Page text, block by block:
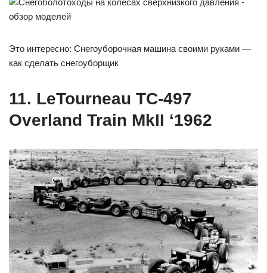
Это интересно: Снегоуборочная машина своими руками —
как сделать снегоуборщик
11. LeTourneau TC-497
Overland Train MkII ‘1962